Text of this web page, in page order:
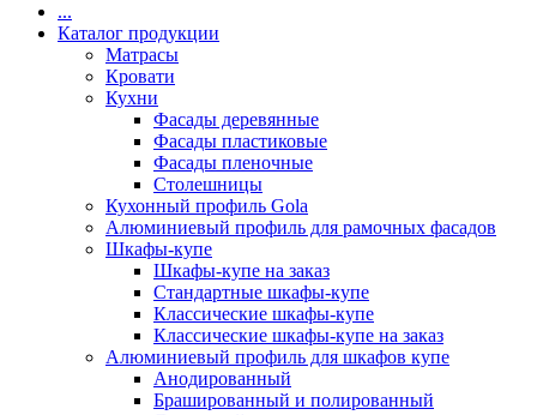
...
Каталог продукции
Матрасы
Кровати
Кухни
Фасады деревянные
Фасады пластиковые
Фасады пленочные
Столешницы
Кухонный профиль Gola
Алюминиевый профиль для рамочных фасадов
Шкафы-купе
Шкафы-купе на заказ
Стандартные шкафы-купе
Классические шкафы-купе
Классические шкафы-купе на заказ
Алюминиевый профиль для шкафов купе
Анодированный
Брашированный и полированный